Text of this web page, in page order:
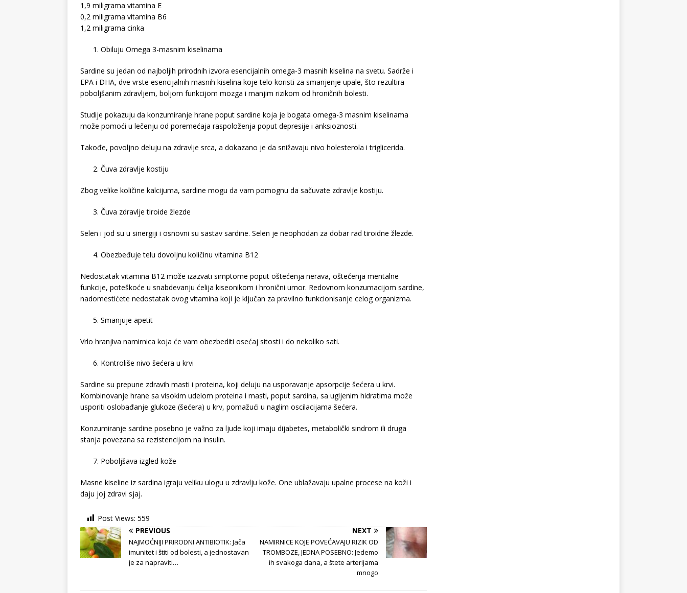
1,9 miligrama vitamina E
0,2 miligrama vitamina B6
1,2 miligrama cinka
Obiluju Omega 3-masnim kiselinama
Sardine su jedan od najboljih prirodnih izvora esencijalnih omega-3 masnih kiselina na svetu. Sadrže i
EPA i DHA, dve vrste esencijalnih masnih kiselina koje telo koristi za smanjenje upale, što rezultira
poboljšanim zdravljem, boljom funkcijom mozga i manjim rizikom od hroničnih bolesti.
Studije pokazuju da konzumiranje hrane poput sardine koja je bogata omega-3 masnim kiselinama
može pomoći u lečenju od poremećaja raspoloženja poput depresije i anksioznosti.
Takođe, povoljno deluju na zdravlje srca, a dokazano je da snižavaju nivo holesterola i triglicerida.
Čuva zdravlje kostiju
Zbog velike količine kalcijuma, sardine mogu da vam pomognu da sačuvate zdravlje kostiju.
Čuva zdravlje tiroide žlezde
Selen i jod su u sinergiji i osnovni su sastav sardine. Selen je neophodan za dobar rad tiroidne žlezde.
Obezbeđuje telu dovoljnu količinu vitamina B12
Nedostatak vitamina B12 može izazvati simptome poput oštećenja nerava, oštećenja mentalne
funkcije, poteškoće u snabdevanju ćelija kiseonikom i hronični umor. Redovnom konzumacijom sardine,
nadomestićete nedostatak ovog vitamina koji je ključan za pravilno funkcionisanje celog organizma.
Smanjuje apetit
Vrlo hranjiva namirnica koja će vam obezbediti osećaj sitosti i do nekoliko sati.
Kontroliše nivo šećera u krvi
Sardine su prepune zdravih masti i proteina, koji deluju na usporavanje apsorpcije šećera u krvi.
Kombinovanje hrane sa visokim udelom proteina i masti, poput sardina, sa ugljenim hidratima može
usporiti oslobađanje glukoze (šećera) u krv, pomažući u naglim oscilacijama šećera.
Konzumiranje sardine posebno je važno za ljude koji imaju dijabetes, metabolički sindrom ili druga
stanja povezana sa rezistencijom na insulin.
Poboljšava izgled kože
Masne kiseline iz sardina igraju veliku ulogu u zdravlju kože. One ublažavaju upalne procese na koži i
daju joj zdravi sjaj.
Post Views: 559
PREVIOUS
NAJMOĆNIJI PRIRODNI ANTIBIOTIK: Jača
imunitet i štiti od bolesti, a jednostavan
je za napraviti…
NEXT
NAMIRNICE KOJE POVEĆAVAJU RIZIK OD
TROMBOZE, JEDNA POSEBNO: Jedemo
ih svakoga dana, a štete arterijama
mnogo